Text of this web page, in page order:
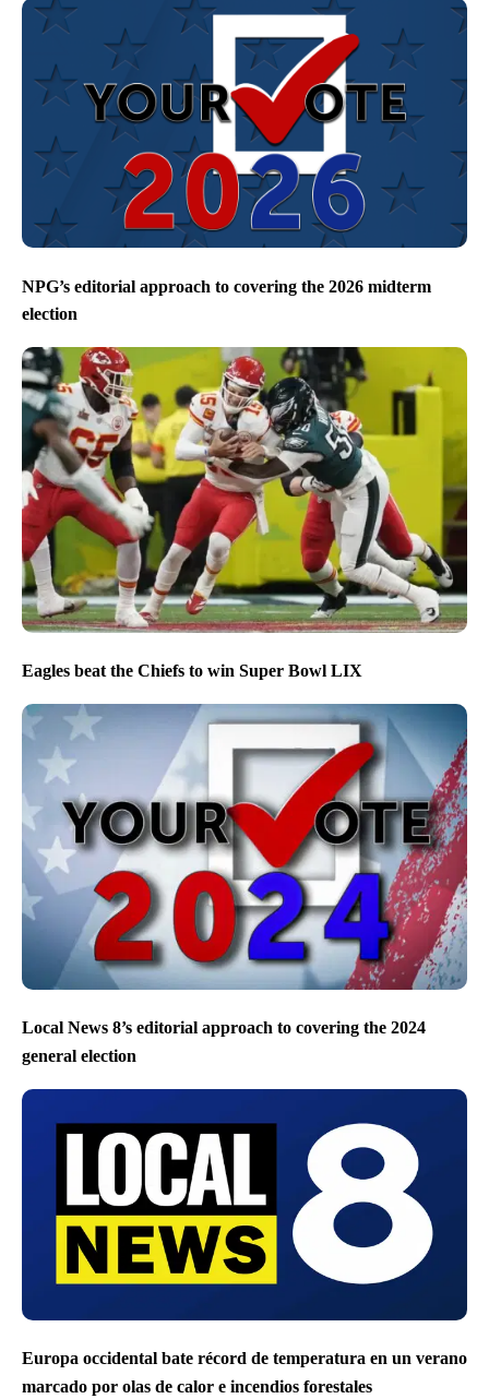
NPG’s editorial approach to covering the 2026 midterm
election
Eagles beat the Chiefs to win Super Bowl LIX
Local News 8’s editorial approach to covering the 2024
general election
Europa occidental bate récord de temperatura en un verano
marcado por olas de calor e incendios forestales